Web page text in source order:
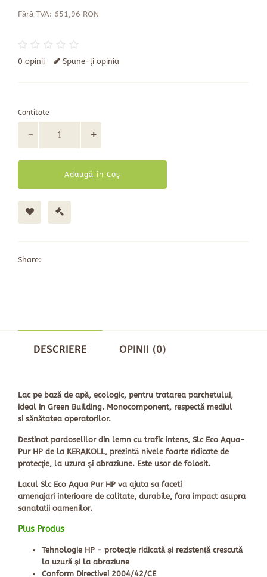
Fără TVA: 651,96 RON
0 opinii Spune-ţi opinia
Cantitate
Adaugă în Coş
Share:
DESCRIERE OPINII (0)
Lac pe bază de apă, ecologic, pentru tratarea parchetului,
ideal in Green Building. Monocomponent, respectă mediul
si sănătatea operatorilor.
Destinat pardoselilor din lemn cu trafic intens, Slc Eco Aqua-
Pur HP de la KERAKOLL, prezintă nivele foarte ridicate de
protecţie, la uzura şi abraziune. Este usor de folosit.
Lacul Slc Eco Aqua Pur HP va ajuta sa faceti
amenajari interioare de calitate, durabile, fara impact asupra
sanatatii oamenilor.
Plus Produs
Tehnologie HP - protecţie ridicată şi rezistenţă crescută
la uzură şi la abraziune
Conform Directivei 2004/42/CE